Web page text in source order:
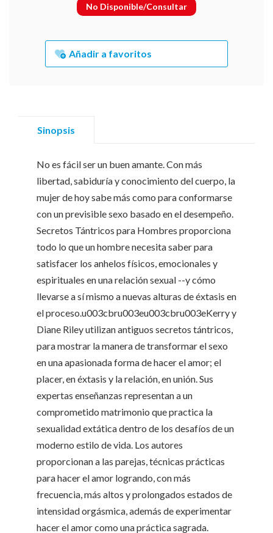
No Disponible/Consultar
Añadir a favoritos
Sinopsis
No es fácil ser un buen amante. Con más
libertad, sabiduría y conocimiento del cuerpo, la
mujer de hoy sabe más como para conformarse
con un previsible sexo basado en el desempeño.
Secretos Tántricos para Hombres proporciona
todo lo que un hombre necesita saber para
satisfacer los anhelos físicos, emocionales y
espirituales en una relación sexual --y cómo
llevarse a sí mismo a nuevas alturas de éxtasis en
el proceso.u003cbru003eu003cbru003eKerry y
Diane Riley utilizan antiguos secretos tántricos,
para mostrar la manera de transformar el sexo
en una apasionada forma de hacer el amor; el
placer, en éxtasis y la relación, en unión. Sus
expertas enseñanzas representan a un
comprometido matrimonio que practica la
sexualidad extática dentro de los desafíos de un
moderno estilo de vida. Los autores
proporcionan a las parejas, técnicas prácticas
para hacer el amor logrando, con más
frecuencia, más altos y prolongados estados de
intensidad orgásmica, además de experimentar
hacer el amor como una práctica sagrada.